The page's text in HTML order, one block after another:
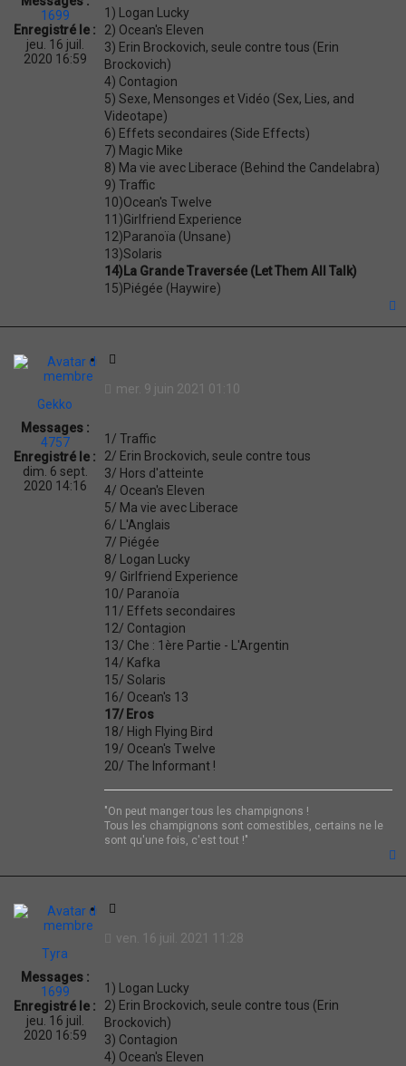
1699
Enregistré le :
jeu. 16 juil.
2020 16:59
i
o
1) Logan Lucky
2) Ocean's Eleven
3) Erin Brockovich, seule contre tous (Erin
Brockovich)
4) Contagion
5) Sexe, Mensonges et Vidéo (Sex, Lies, and
Videotape)
6) Effets secondaires (Side Effects)
7) Magic Mike
8) Ma vie avec Liberace (Behind the Candelabra)
9) Traffic
10)Ocean's Twelve
11)Girlfriend Experience
12)Paranoïa (Unsane)
13)Solaris
14)La Grande Traversée (Let Them All Talk)
15)Piégée (Haywire)
Gekko
Messages :
4757
Enregistré le :
dim. 6 sept.
2020 14:16
t
t
i
o
n
mer. 9 juin 2021 01:10
1/ Traffic
2/ Erin Brockovich, seule contre tous
3/ Hors d'atteinte
4/ Ocean's Eleven
5/ Ma vie avec Liberace
6/ L'Anglais
7/ Piégée
8/ Logan Lucky
9/ Girlfriend Experience
10/ Paranoïa
11/ Effets secondaires
12/ Contagion
13/ Che : 1ère Partie - L'Argentin
14/ Kafka
15/ Solaris
16/ Ocean's 13
17/ Eros
18/ High Flying Bird
19/ Ocean's Twelve
20/ The Informant !
"On peut manger tous les champignons !
Tous les champignons sont comestibles, certains ne le
sont qu'une fois, c'est tout !"
Tyra
Messages :
1699
Enregistré le :
jeu. 16 juil.
2020 16:59
t
t
i
n
ven. 16 juil. 2021 11:28
1) Logan Lucky
2) Erin Brockovich, seule contre tous (Erin
Brockovich)
3) Contagion
4) Ocean's Eleven